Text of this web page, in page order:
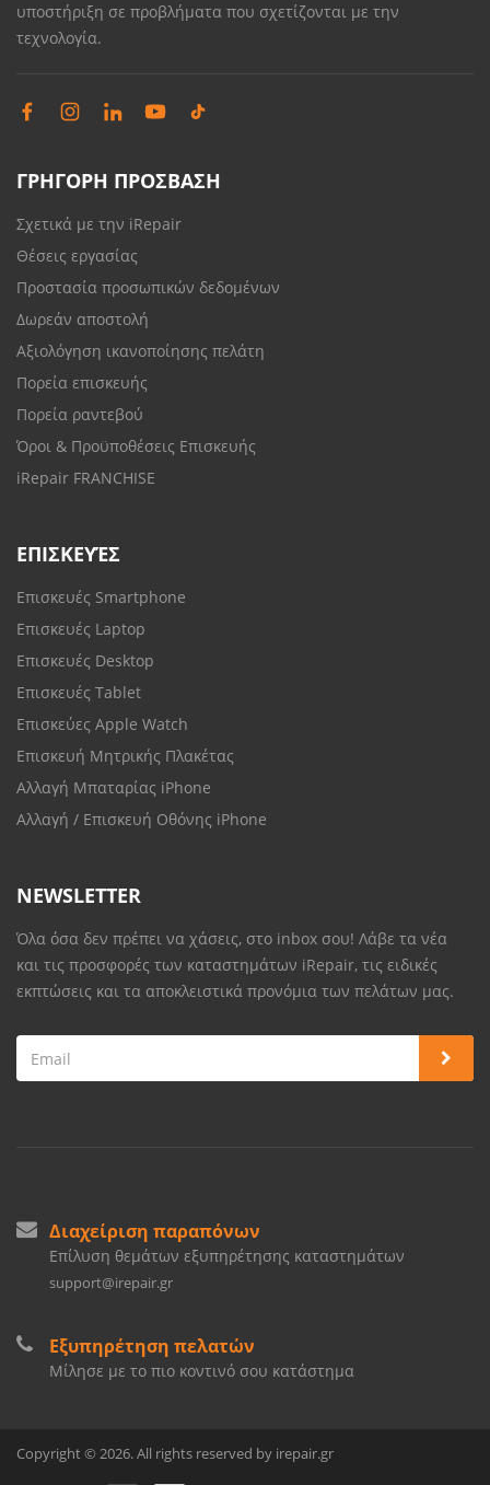
υποστήριξη σε προβλήματα που σχετίζονται με την
τεχνολογία.
ΓΡΗΓΟΡΗ ΠΡΟΣΒΑΣΗ
Σχετικά με την iRepair
Θέσεις εργασίας
Προστασία προσωπικών δεδομένων
Δωρεάν αποστολή
Αξιολόγηση ικανοποίησης πελάτη
Πορεία επισκευής
Πορεία ραντεβού
Όροι & Προϋποθέσεις Επισκευής
iRepair FRANCHISE
ΕΠΙΣΚΕΥΈΣ
Επισκευές Smartphone
Επισκευές Laptop
Επισκευές Desktop
Επισκευές Tablet
Επισκεύες Apple Watch
Επισκευή Μητρικής Πλακέτας
Αλλαγή Μπαταρίας iPhone
Αλλαγή / Επισκευή Οθόνης iPhone
NEWSLETTER
Όλα όσα δεν πρέπει να χάσεις, στο inbox σου! Λάβε τα νέα
και τις προσφορές των καταστημάτων iRepair, τις ειδικές
εκπτώσεις και τα αποκλειστικά προνόμια των πελάτων μας.
Διαχείριση παραπόνων
Επίλυση θεμάτων εξυπηρέτησης καταστημάτων
support@irepair.gr
Εξυπηρέτηση πελατών
Μίλησε με το πιο κοντινό σου κατάστημα
Copyright © 2026. All rights reserved by irepair.gr